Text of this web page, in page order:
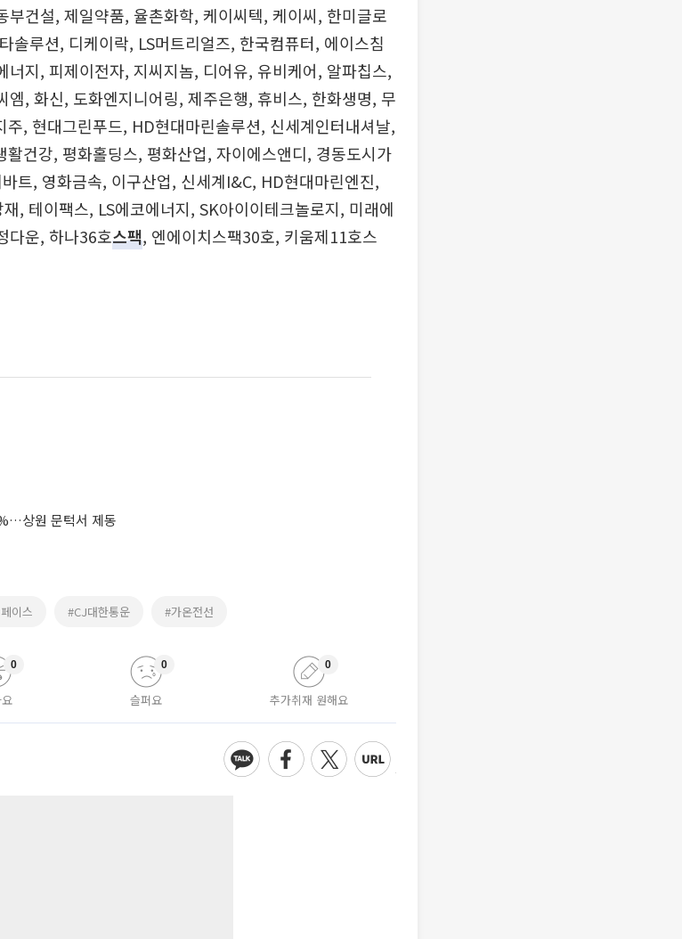
부건설, 제일약품, 율촌화학, 케이씨텍, 케이씨, 한미글로
솔루션, 디케이락, LS머트리얼즈, 한국컴퓨터, 에이스침
너지, 피제이전자, 지씨지놈, 디어유, 유비케어, 알파칩스,
엠, 화신, 도화엔지니어링, 제주은행, 휴비스, 한화생명, 무
, 현대그린푸드, HD현대마린솔루션, 신세계인터내셔날,
활건강, 평화홀딩스, 평화산업, 자이에스앤디, 경동도시가
트, 영화금속, 이구산업, 신세계I&C, HD현대마린엔진,
, 테이팩스, LS에코에너지, SK아이이테크놀로지, 미래에
다운, 하나36호스팩, 엔에이치스팩30호, 키움제11호스
상원 문턱서 제동
이스 #CJ대한통운 #가온전선
0
슬퍼요
0
추가취재 원해요
0